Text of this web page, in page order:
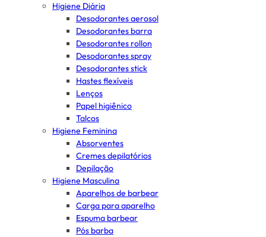
Higiene Diária
Desodorantes aerosol
Desodorantes barra
Desodorantes rollon
Desodorantes spray
Desodorantes stick
Hastes flexíveis
Lenços
Papel higiênico
Talcos
Higiene Feminina
Absorventes
Cremes depilatórios
Depilação
Higiene Masculina
Aparelhos de barbear
Carga para aparelho
Espuma barbear
Pós barba